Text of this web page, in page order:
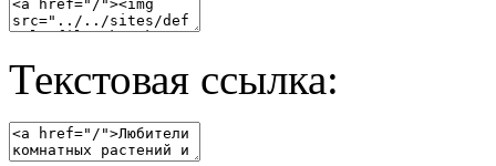
Текстовая ссылка: